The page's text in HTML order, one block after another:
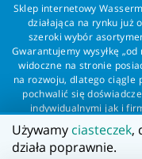
Sklep internetowy
działająca na rynku już
szeroki wybór
Gwarantujemy wysyłkę
widoczne na stronie
na rozwoju, dlatego ciągle
pochwalić się
indywidualnymi jak i
Zapewniamy
bezproblemową
Używamy ciasteczek,
działa poprawnie.